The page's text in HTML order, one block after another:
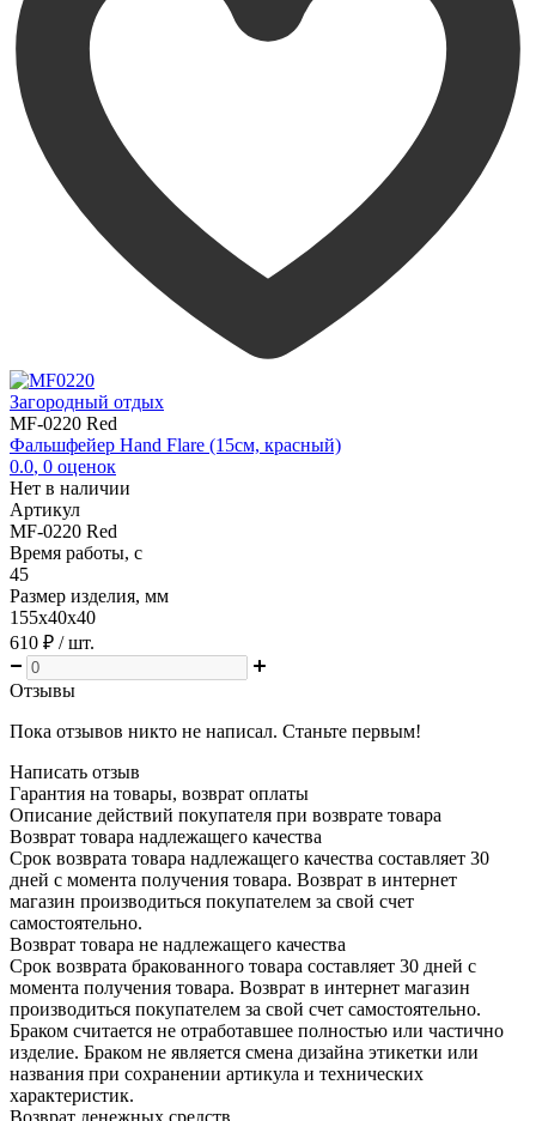
Загородный отдых
MF-0220 Red
Фальшфейер Hand Flare (15см, красный)
0.0, 0 оценок
Нет в наличии
Артикул
MF-0220 Red
Время работы, с
45
Размер изделия, мм
155х40х40
610 ₽ / шт.
Отзывы
Пока отзывов никто не написал. Станьте первым!
Написать отзыв
Гарантия на товары, возврат оплаты
Описание действий покупателя при возврате товара
Возврат товара надлежащего качества
Срок возврата товара надлежащего качества составляет 30
дней с момента получения товара. Возврат в интернет
магазин производиться покупателем за свой счет
самостоятельно.
Возврат товара не надлежащего качества
Срок возврата бракованного товара составляет 30 дней с
момента получения товара. Возврат в интернет магазин
производиться покупателем за свой счет самостоятельно.
Браком считается не отработавшее полностью или частично
изделие. Браком не является смена дизайна этикетки или
названия при сохранении артикула и технических
характеристик.
Возврат денежных средств